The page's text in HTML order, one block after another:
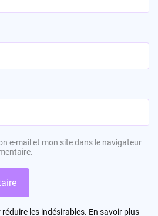
e-mail et mon site dans le navigateur
les indésirables. En savoir plus